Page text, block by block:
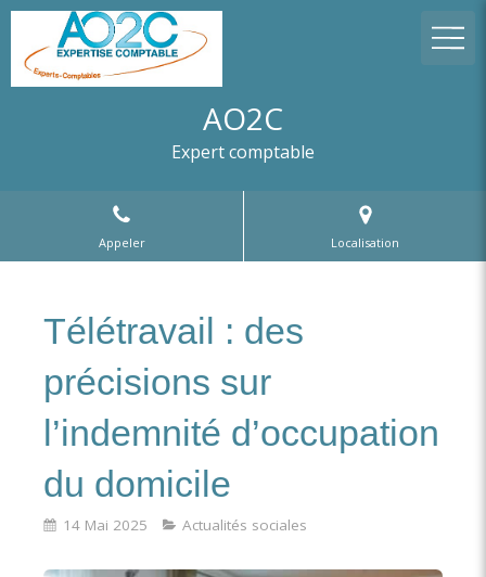
AO2C
Expert comptable
Appeler Localisation
Télétravail : des
précisions sur
l’indemnité d’occupation
du domicile
14 Mai 2025 Actualités sociales